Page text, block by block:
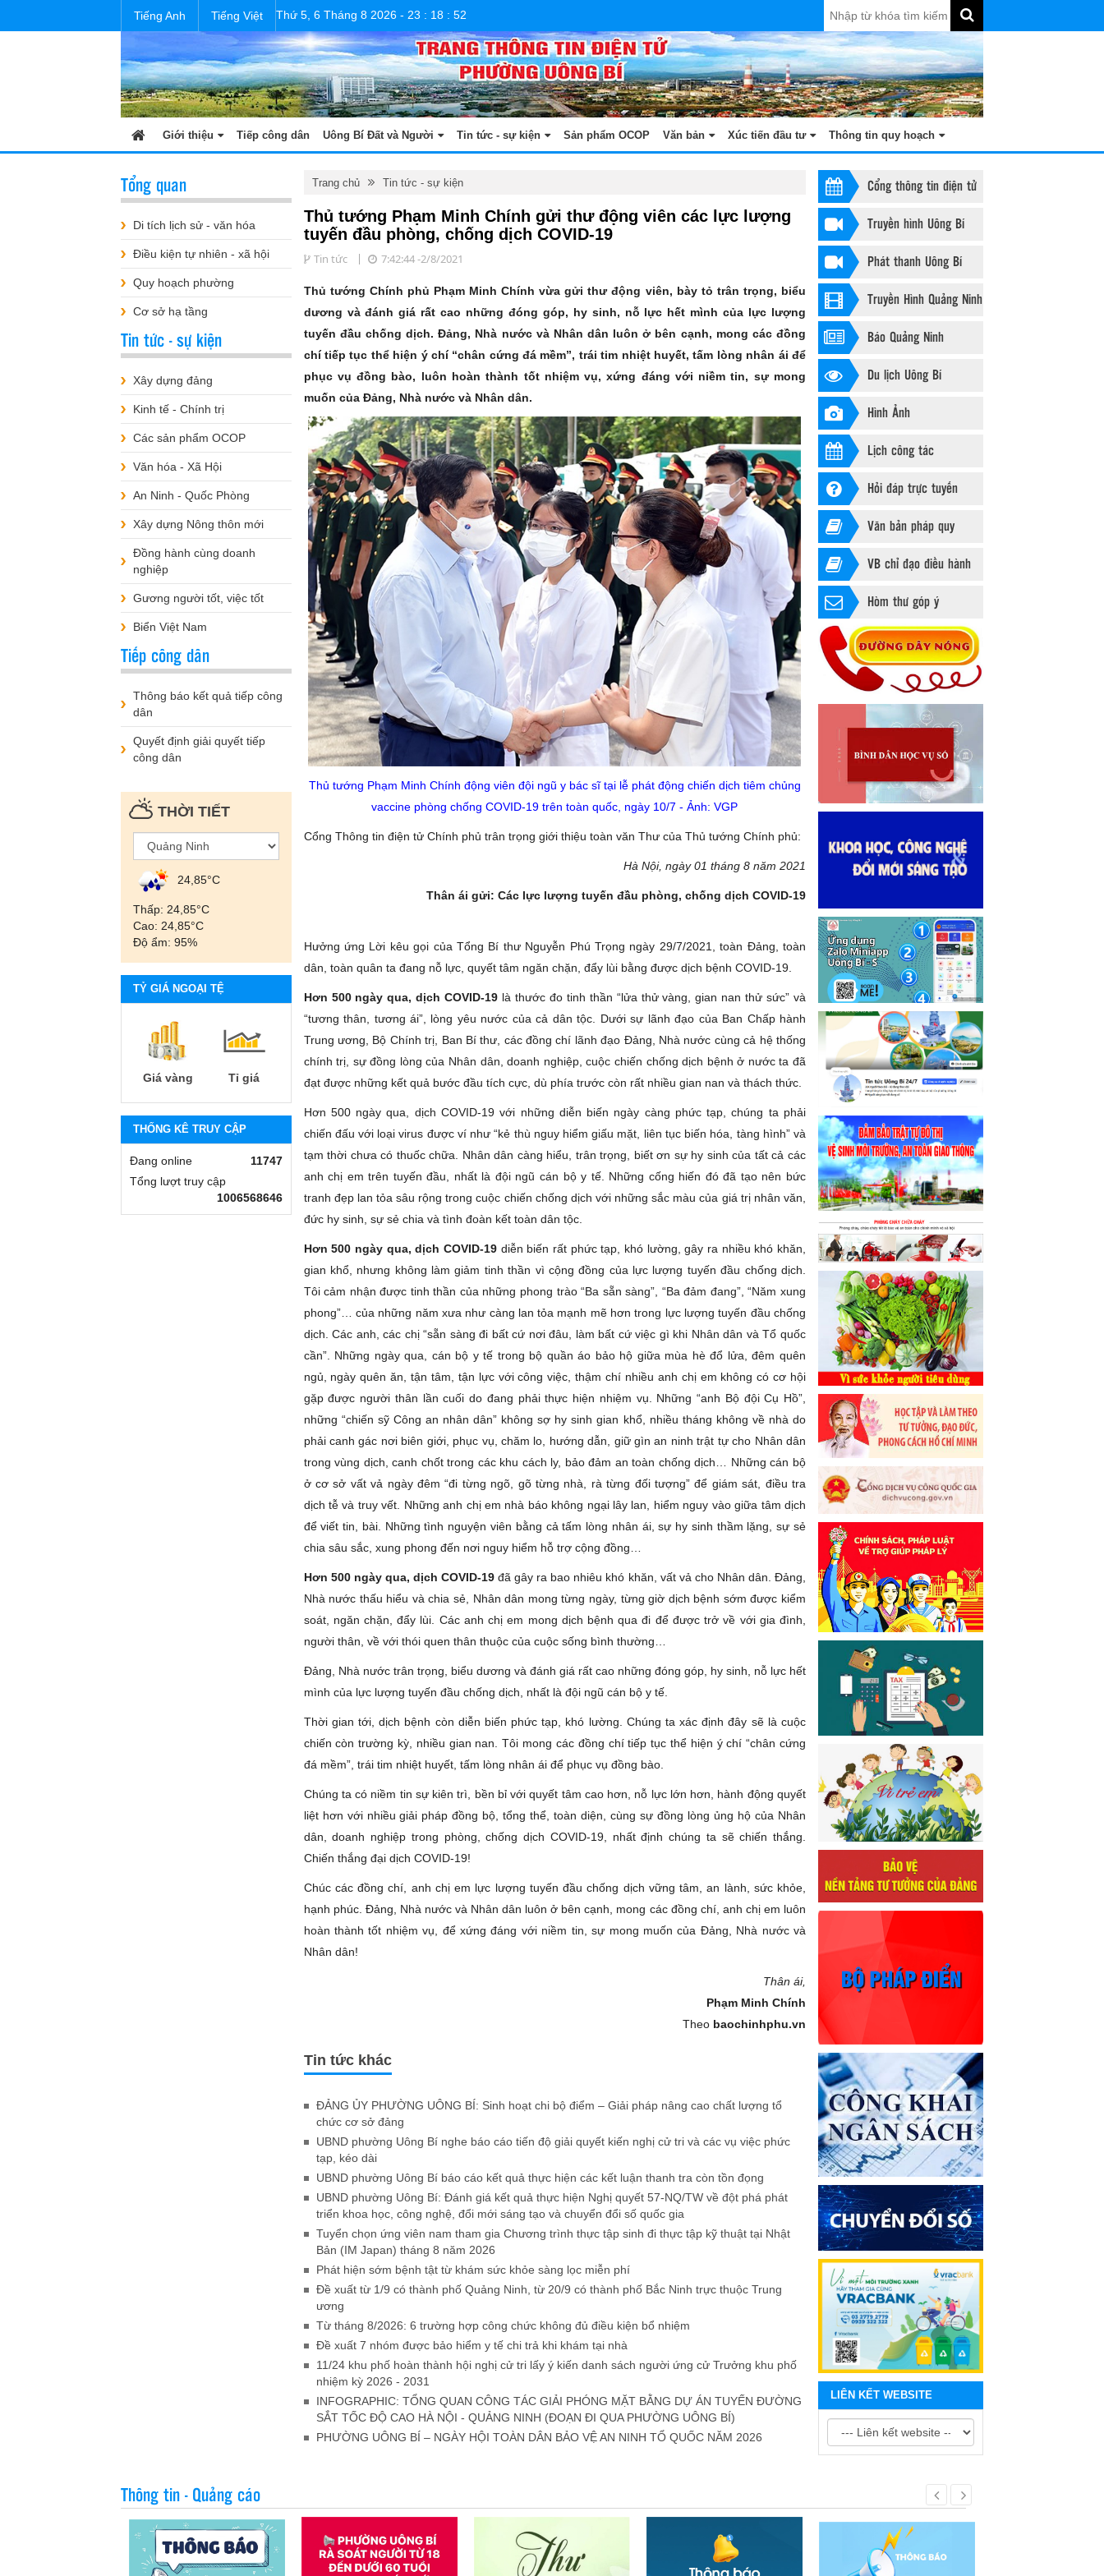
Tiếng Anh Tiếng Việt Thứ 5, 6 Tháng 8 2026 - 23 : 18 : 53
Giới thiệu Tiếp công dân Uông Bí Đất và Người Tin tức - sự kiện Sản phẩm OCOP Văn bản Xúc tiến đầu tư Thông tin quy hoạch
Cổng thông tin điện tử
Truyền hình Uông Bí
Phát thanh Uông Bí
Truyền Hình Quảng Ninh
Báo Quảng Ninh
Du lịch Uông Bí
Hình Ảnh
Lịch công tác
Hỏi đáp trực tuyến
Văn bản pháp quy
VB chỉ đạo điều hành
Hòm thư góp ý
LIÊN KẾT WEBSITE
Trang chủ Tin tức - sự kiện
Thủ tướng Phạm Minh Chính gửi thư động viên các lực lượng
tuyến đầu phòng, chống dịch COVID-19
Tin tức 7:42:44 -2/8/2021
Thủ tướng Chính phủ Phạm Minh Chính vừa gửi thư động viên, bày tỏ trân trọng, biểu
dương và đánh giá rất cao những đóng góp, hy sinh, nỗ lực hết mình của lực lượng
tuyến đầu chống dịch. Đảng, Nhà nước và Nhân dân luôn ở bên cạnh, mong các đồng
chí tiếp tục thể hiện ý chí “chân cứng đá mềm”, trái tim nhiệt huyết, tấm lòng nhân ái để
phục vụ đồng bào, luôn hoàn thành tốt nhiệm vụ, xứng đáng với niềm tin, sự mong
muốn của Đảng, Nhà nước và Nhân dân.
Thủ tướng Phạm Minh Chính động viên đội ngũ y bác sĩ tại lễ phát động chiến dịch tiêm chủng
vaccine phòng chống COVID-19 trên toàn quốc, ngày 10/7 - Ảnh: VGP
Cổng Thông tin điện tử Chính phủ trân trọng giới thiệu toàn văn Thư của Thủ tướng Chính phủ:
Hà Nội, ngày 01 tháng 8 năm 2021
Thân ái gửi: Các lực lượng tuyến đầu phòng, chống dịch COVID-19
Hưởng ứng Lời kêu gọi của Tổng Bí thư Nguyễn Phú Trọng ngày 29/7/2021, toàn Đảng, toàn
dân, toàn quân ta đang nỗ lực, quyết tâm ngăn chặn, đẩy lùi bằng được dịch bệnh COVID-19.
Hơn 500 ngày qua, dịch COVID-19 là thước đo tinh thần “lửa thử vàng, gian nan thử sức” và
“tương thân, tương ái”, lòng yêu nước của cả dân tộc. Dưới sự lãnh đạo của Ban Chấp hành
Trung ương, Bộ Chính trị, Ban Bí thư, các đồng chí lãnh đạo Đảng, Nhà nước cùng cả hệ thống
chính trị, sự đồng lòng của Nhân dân, doanh nghiệp, cuộc chiến chống dịch bệnh ở nước ta đã
đạt được những kết quả bước đầu tích cực, dù phía trước còn rất nhiều gian nan và thách thức.
Hơn 500 ngày qua, dịch COVID-19 với những diễn biến ngày càng phức tạp, chúng ta phải
chiến đấu với loại virus được ví như “kẻ thù nguy hiểm giấu mặt, liên tục biến hóa, tàng hình” và
tạm thời chưa có thuốc chữa. Nhân dân càng hiểu, trân trọng, biết ơn sự hy sinh của tất cả các
anh chị em trên tuyến đầu, nhất là đội ngũ cán bộ y tế. Những cống hiến đó đã tạo nên bức
tranh đẹp lan tỏa sâu rộng trong cuộc chiến chống dịch với những sắc màu của giá trị nhân văn,
đức hy sinh, sự sẻ chia và tình đoàn kết toàn dân tộc.
Hơn 500 ngày qua, dịch COVID-19diễn biến rất phức tạp, khó lường, gây ra nhiều khó khăn,
gian khổ, nhưng không làm giảm tinh thần vì cộng đồng của lực lượng tuyến đầu chống dịch.
Tôi cảm nhận được tinh thần của những phong trào “Ba sẵn sàng”, “Ba đảm đang”, “Năm xung
phong”… của những năm xưa như càng lan tỏa mạnh mẽ hơn trong lực lượng tuyến đầu chống
dịch. Các anh, các chị “sẵn sàng đi bất cứ nơi đâu, làm bất cứ việc gì khi Nhân dân và Tổ quốc
cần”. Những ngày qua, cán bộ y tế trong bộ quần áo bảo hộ giữa mùa hè đổ lửa, đêm quên
ngủ, ngày quên ăn, tận tâm, tận lực với công việc, thậm chí nhiều anh chị em không có cơ hội
gặp được người thân lần cuối do đang phải thực hiện nhiệm vụ. Những “anh Bộ đội Cụ Hồ”,
những “chiến sỹ Công an nhân dân” không sợ hy sinh gian khổ, nhiều tháng không về nhà do
phải canh gác nơi biên giới, phục vụ, chăm lo, hướng dẫn, giữ gìn an ninh trật tự cho Nhân dân
trong vùng dịch, canh chốt trong các khu cách ly, bảo đảm an toàn chống dịch… Những cán bộ
ở cơ sở vất vả ngày đêm “đi từng ngõ, gõ từng nhà, rà từng đối tượng” để giám sát, điều tra
dịch tễ và truy vết. Những anh chị em nhà báo không ngại lây lan, hiểm nguy vào giữa tâm dịch
để viết tin, bài. Những tình nguyện viên bằng cả tấm lòng nhân ái, sự hy sinh thầm lặng, sự sẻ
chia sâu sắc, xung phong đến nơi nguy hiểm hỗ trợ cộng đồng…
Hơn 500 ngày qua, dịch COVID-19 đã gây ra bao nhiêu khó khăn, vất vả cho Nhân dân. Đảng,
Nhà nước thấu hiểu và chia sẻ, Nhân dân mong từng ngày, từng giờ dịch bệnh sớm được kiểm
soát, ngăn chặn, đẩy lùi. Các anh chị em mong dịch bệnh qua đi để được trở về với gia đình,
người thân, về với thói quen thân thuộc của cuộc sống bình thường…
Đảng, Nhà nước trân trọng, biểu dương và đánh giá rất cao những đóng góp, hy sinh, nỗ lực hết
mình của lực lượng tuyến đầu chống dịch, nhất là đội ngũ cán bộ y tế.
Thời gian tới, dịch bệnh còn diễn biến phức tạp, khó lường. Chúng ta xác định đây sẽ là cuộc
chiến còn trường kỳ, nhiều gian nan. Tôi mong các đồng chí tiếp tục thể hiện ý chí “chân cứng
đá mềm”, trái tim nhiệt huyết, tấm lòng nhân ái để phục vụ đồng bào.
Chúng ta có niềm tin sự kiên trì, bền bỉ với quyết tâm cao hơn, nỗ lực lớn hơn, hành động quyết
liệt hơn với nhiều giải pháp đồng bộ, tổng thể, toàn diện, cùng sự đồng lòng ủng hộ của Nhân
dân, doanh nghiệp trong phòng, chống dịch COVID-19, nhất định chúng ta sẽ chiến thắng.
Chiến thắng đại dịch COVID-19!
Chúc các đồng chí, anh chị em lực lượng tuyến đầu chống dịch vững tâm, an lành, sức khỏe,
hạnh phúc. Đảng, Nhà nước và Nhân dân luôn ở bên cạnh, mong các đồng chí, anh chị em luôn
hoàn thành tốt nhiệm vụ, để xứng đáng với niềm tin, sự mong muốn của Đảng, Nhà nước và
Nhân dân!
Thân ái,
Phạm Minh Chính
Theo baochinhphu.vn
Tin tức khác
ĐẢNG ỦY PHƯỜNG UÔNG BÍ: Sinh hoạt chi bộ điểm – Giải pháp nâng cao chất lượng tổ
chức cơ sở đảng
UBND phường Uông Bí nghe báo cáo tiến độ giải quyết kiến nghị cử tri và các vụ việc phức
tạp, kéo dài
UBND phường Uông Bí báo cáo kết quả thực hiện các kết luận thanh tra còn tồn đọng
UBND phường Uông Bí: Đánh giá kết quả thực hiện Nghị quyết 57-NQ/TW về đột phá phát
triển khoa học, công nghệ, đổi mới sáng tạo và chuyển đổi số quốc gia
Tuyển chọn ứng viên nam tham gia Chương trình thực tập sinh đi thực tập kỹ thuật tại Nhật
Bản (IM Japan) tháng 8 năm 2026
Phát hiện sớm bệnh tật từ khám sức khỏe sàng lọc miễn phí
Đề xuất từ 1/9 có thành phố Quảng Ninh, từ 20/9 có thành phố Bắc Ninh trực thuộc Trung
ương
Từ tháng 8/2026: 6 trường hợp công chức không đủ điều kiện bổ nhiệm
Đề xuất 7 nhóm được bảo hiểm y tế chi trả khi khám tại nhà
11/24 khu phố hoàn thành hội nghị cử tri lấy ý kiến danh sách người ứng cử Trưởng khu phố
nhiệm kỳ 2026 - 2031
INFOGRAPHIC: TỔNG QUAN CÔNG TÁC GIẢI PHÓNG MẶT BẰNG DỰ ÁN TUYẾN ĐƯỜNG
SẮT TỐC ĐỘ CAO HÀ NỘI - QUẢNG NINH (ĐOẠN ĐI QUA PHƯỜNG UÔNG BÍ)
PHƯỜNG UÔNG BÍ – NGÀY HỘI TOÀN DÂN BẢO VỆ AN NINH TỔ QUỐC NĂM 2026
Tổng quan
Di tích lịch sử - văn hóa
Điều kiện tự nhiên - xã hội
Quy hoạch phường
Cơ sở hạ tầng
Tin tức - sự kiện
Xây dựng đảng
Kinh tế - Chính trị
Các sản phẩm OCOP
Văn hóa - Xã Hội
An Ninh - Quốc Phòng
Xây dựng Nông thôn mới
Đồng hành cùng doanh
nghiệp
Gương người tốt, việc tốt
Biển Việt Nam
Tiếp công dân
Thông báo kết quả tiếp công
dân
Quyết định giải quyết tiếp
công dân
THỜI TIẾT
24,85°С
Thấp: 24,85°С
Cao: 24,85°С
Độ ẩm: 95%
TỶ GIÁ NGOẠI TỆ
Giá vàng Tỉ giá
THỐNG KÊ TRUY CẬP
Đang online
11747
Tổng lượt truy cập
1006568646
Thông tin - Quảng cáo